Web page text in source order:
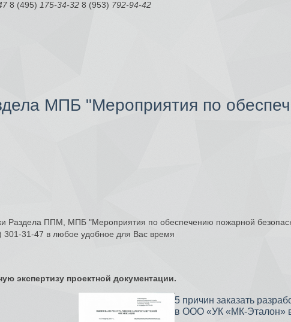
8 (495) 175-34-32 8 (953) 792-94-42
МПБ "Мероприятия по
Раздела ППМ, МПБ "Мероприятия по обеспечению пожарной
31-47 в любое удобное для Вас время
экспертизу проектной документации.
5 причин заказать
в ООО «УК «МК-Эталон»